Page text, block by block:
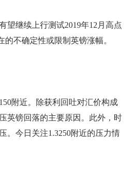
继续上行测试2019年12月高点
不确定性或限制英镑涨幅。
附近。除获利回吐对汇价构成
英镑回落的主要原因。此外，时
。今日关注1.3250附近的压力情